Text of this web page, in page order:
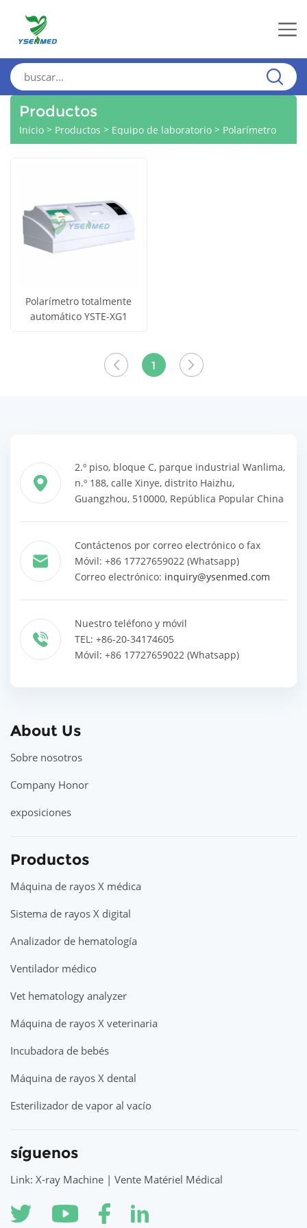
Productos
Inicio > Productos > Equipo de laboratorio > Polarímetro
precio
Polarímetro totalmente
automático YSTE-XG1
1
2.º piso, bloque C, parque industrial Wanlima,
n.º 188, calle Xinye, distrito Haizhu,
Guangzhou, 510000, República Popular China
Contáctenos por correo electrónico o fax
Móvil: +86 17727659022 (Whatsapp)
Correo electrónico: inquiry@ysenmed.com
Nuestro teléfono y móvil
TEL: +86-20-34174605
Móvil: +86 17727659022 (Whatsapp)
About Us
Sobre nosotros
Company Honor
exposiciones
Productos
Máquina de rayos X médica
Sistema de rayos X digital
Analizador de hematología
Ventilador médico
Vet hematology analyzer
Máquina de rayos X veterinaria
Incubadora de bebés
Máquina de rayos X dental
Esterilizador de vapor al vacío
síguenos
Link: X-ray Machine | Vente Matériel Médical